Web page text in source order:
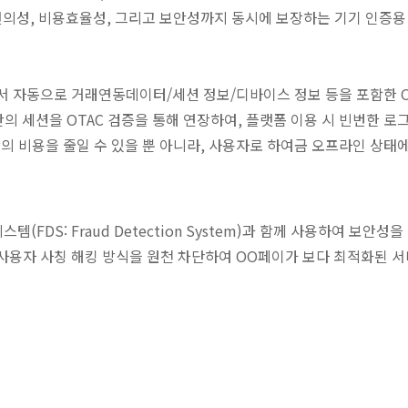
, 비용효율성, 그리고 보안성까지 동시에 보장하는 기기 인증
으로 거래연동데이터/세션 정보/디바이스 정보 등을 포함한
세션을 OTAC 검증을 통해 연장하여, 플랫폼 이용 시 빈번한
비용을 줄일 수 있을 뿐 아니라, 사용자로 하여금 오프라인 상
템(FDS: Fraud Detection System)과 함께 사용하여 보안성
자 사칭 해킹 방식을 원천 차단하여 OO페이가 보다 최적화된